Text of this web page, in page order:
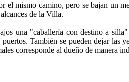
el mismo camino, pero se bajan un
de la Villa.
una "caballería con destino a
También se pueden dejar las
corresponde al dueño de manera